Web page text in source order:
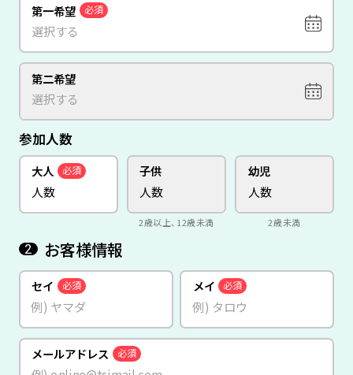
第一希望 必須
第二希望
参加人数
大人 必須 子供
2歳以上、12歳未満
幼児
2歳未満
2 お客様情報
セイ 必須 メイ 必須
メールアドレス 必須